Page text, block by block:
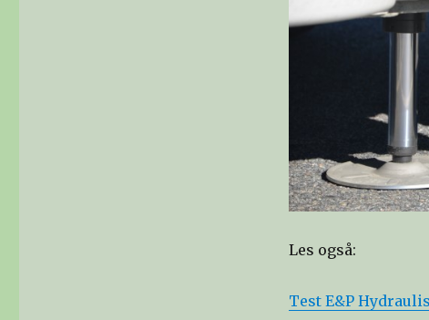
Les også:
Test E&P